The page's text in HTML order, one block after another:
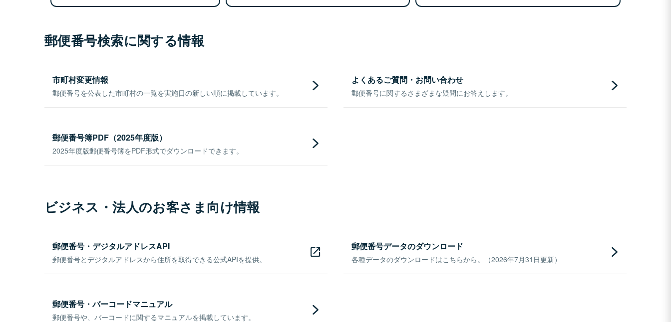
郵便番号検索に関する情報
市町村変更情報
郵便番号を公表した市町村の一覧を実施日の新しい順に掲載しています。
よくあるご質問・お問い合わせ
郵便番号に関するさまざまな疑問にお答えします。
郵便番号簿PDF（2025年度版）
2025年度版郵便番号簿をPDF形式でダウンロードできます。
ビジネス・法人のお客さま向け情報
郵便番号・デジタルアドレスAPI
郵便番号とデジタルアドレスから住所を取得できる公式APIを提供。
郵便番号データのダウンロード
各種データのダウンロードはこちらから。（2026年7月31日更新）
郵便番号・バーコードマニュアル
郵便番号や、バーコードに関するマニュアルを掲載しています。